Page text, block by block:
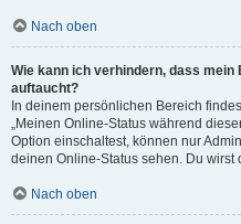
Nach oben
Wie kann ich verhindern, dass
auftaucht?
In deinem persönlichen Bereich
„Meinen Online-Status während
Option einschaltest, können nur
deinen Online-Status sehen. Du
Nach oben